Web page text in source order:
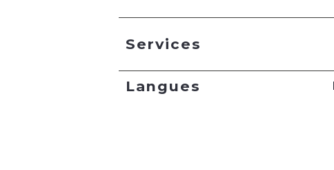
Services
Langues